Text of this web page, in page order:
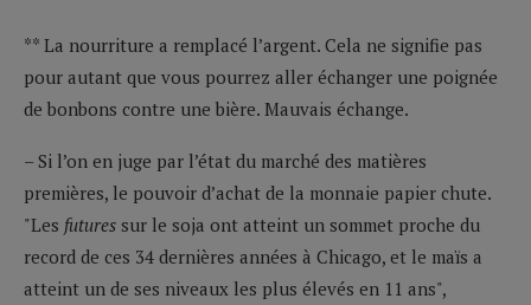
** La nourriture a remplacé l’argent. Cela ne signifie pas
pour autant que vous pourrez aller échanger une poignée
de bonbons contre une bière. Mauvais échange.
– Si l’on en juge par l’état du marché des matières
premières, le pouvoir d’achat de la monnaie papier chute.
"Les futures sur le soja ont atteint un sommet proche du
record de ces 34 dernières années à Chicago, et le maïs a
atteint un de ses niveaux les plus élevés en 11 ans",